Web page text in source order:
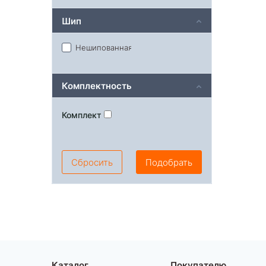
Шип
Нешипованная
Комплектность
Комплект
Сбросить Подобрать